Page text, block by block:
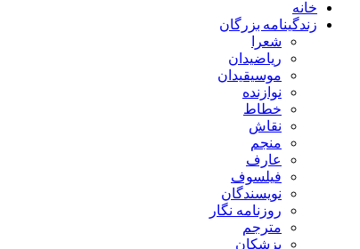
خانه
زندگینامه بزرگان
شعرا
ریاضیدان
موسیقیدان
نوازنده
خطاط
نقاش
منجم
عارف
فیلسوف
نویسندگان
روزنامه نگار
مترجم
پزشکان